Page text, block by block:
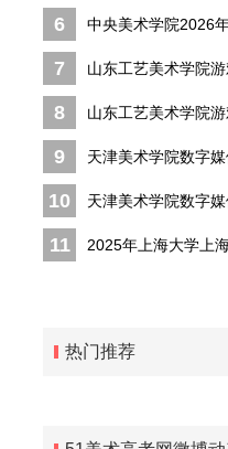
6 中央美术学院2026
7 山东工艺美术学院
8 山东工艺美术学院
9
10
11 2025年上海大学上
热门推荐